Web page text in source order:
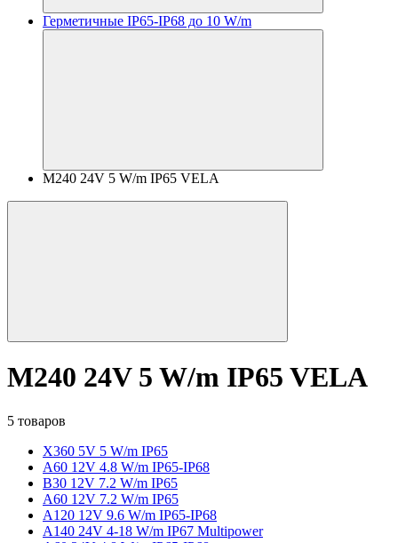
Герметичные IP65-IP68 до 10 W/m
M240 24V 5 W/m IP65 VELA
M240 24V 5 W/m IP65 VELA
5 товаров
X360 5V 5 W/m IP65
A60 12V 4.8 W/m IP65-IP68
B30 12V 7.2 W/m IP65
A60 12V 7.2 W/m IP65
A120 12V 9.6 W/m IP65-IP68
A140 24V 4-18 W/m IP67 Multipower